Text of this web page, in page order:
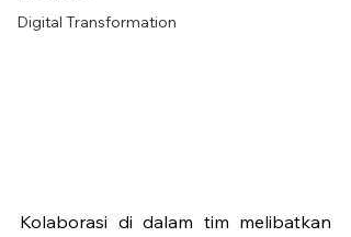
Digital Transformation
Kolaborasi di dalam tim melibatkan